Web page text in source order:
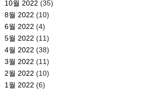
10월 2022 (35)
8월 2022 (10)
6월 2022 (4)
5월 2022 (11)
4월 2022 (38)
3월 2022 (11)
2월 2022 (10)
1월 2022 (6)